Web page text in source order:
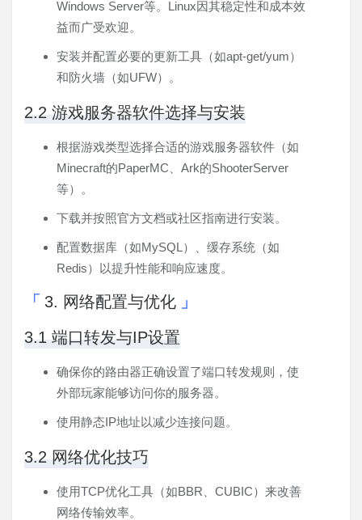
Windows Server等。Linux因其稳定性和成本效
益而广受欢迎。
安装并配置必要的更新工具（如apt-get/yum）
和防火墙（如UFW）。
2.2 游戏服务器软件选择与安装
根据游戏类型选择合适的游戏服务器软件（如
Minecraft的PaperMC、Ark的ShooterServer
等）。
下载并按照官方文档或社区指南进行安装。
配置数据库（如MySQL）、缓存系统（如
Redis）以提升性能和响应速度。
3. 网络配置与优化
3.1 端口转发与IP设置
确保你的路由器正确设置了端口转发规则，使
外部玩家能够访问你的服务器。
使用静态IP地址以减少连接问题。
3.2 网络优化技巧
使用TCP优化工具（如BBR、CUBIC）来改善
网络传输效率。